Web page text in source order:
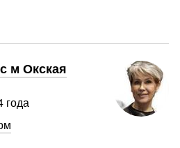
м Окская
года